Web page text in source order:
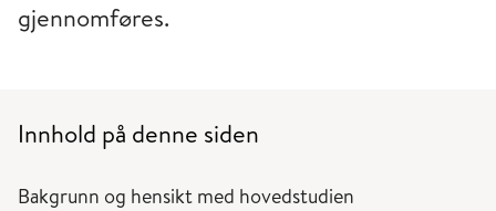
gjennomføres.
Innhold på denne siden
Bakgrunn og hensikt med hovedstudien